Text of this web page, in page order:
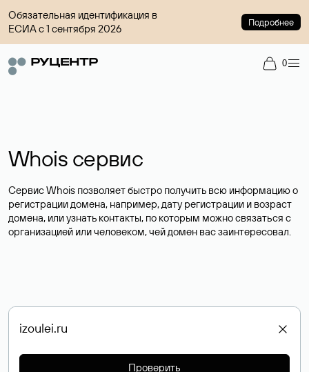
Обязательная идентификация в
ЕСИА с 1 сентября 2026
Подробнее
0
Whois сервис
Сервис Whois позволяет быстро получить всю информацию о
регистрации домена, например, дату регистрации и возраст
домена, или узнать контакты, по которым можно связаться с
организацией или человеком, чей домен вас заинтересовал.
Проверить